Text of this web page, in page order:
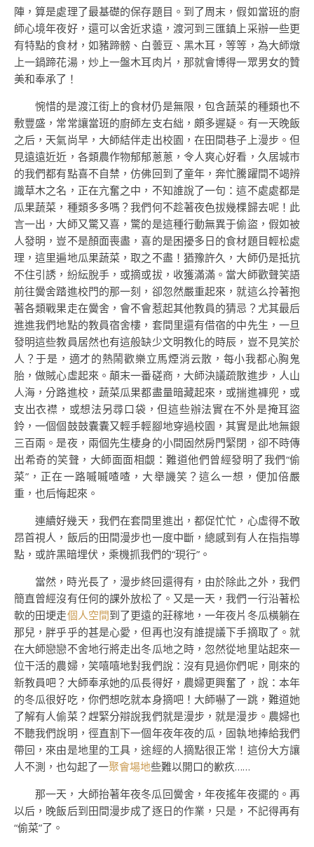
陣，算是處理了最基礎的保存題目。到了周末，假如當班的廚
師心境年夜好，還可以舍近求遠，渡河到三匯鎮上采辦一些更
有特點的食材，如豬蹄髈、白蕓豆、黑木耳，等等，為大師燉
上一鍋蹄花湯，炒上一盤木耳肉片，那就會博得一眾男女的贊
美和奉承了！
惋惜的是渡江街上的食材仍是無限，包含蔬菜的種類也不
敷豐盛，常常讓當班的廚師左支右絀，頗多遲疑。有一天晚飯
之后，天氣尚早，大師結伴走出校園，在田間巷子上漫步。但
見遠遠近近，各類農作物郁郁蔥蔥，令人爽心好看，久居城市
的我們都有點喜不自禁，仿佛回到了童年，奔忙騰躍間不竭辨
識草木之名，正在亢奮之中，不知誰說了一句：這不處處都是
瓜果蔬菜，種類多多嗎？我們何不趁著夜色拔幾棵歸去呢！此
言一出，大師又驚又喜，驚的是這種行動無異于偷盜，假如被
人發明，豈不是顏面喪盡，喜的是困擾多日的食材題目輕松處
理，這里遍地瓜果蔬菜，取之不盡！猶豫許久，大師仍是抵抗
不住引誘，紛紜脫手，或摘或拔，收獲滿滿。當大師歡聲笑語
前往黌舍踏進校門的那一刻，卻忽然嚴重起來，就這么拎著抱
著各類戰果走在黌舍，會不會惹起其他教員的猜忌？尤其最后
進進我們地點的教員宿舍樓，套間里還有借宿的中先生，一旦
發明這些教員居然也有這般缺少文明教化的時辰，豈不見笑於
人？于是，適才的熱鬧歡樂立馬煙消云散，每小我都心胸鬼
胎，做賊心虛起來。顛末一番磋商，大師決議疏散進步，人山
人海，分路進校，蔬菜瓜果都盡量暗藏起來，或揣進褲兜，或
支出衣襟，或想法另尋口袋，但這些辦法實在不外是掩耳盜
鈴，一個個鼓鼓囊囊又輕手輕腳地穿過校園，其實是此地無銀
三百兩。是夜，兩個先生棲身的小間固然房門緊閉，卻不時傳
出希奇的笑聲，大師面面相覷：難道他們曾經發明了我們“偷
菜”，正在一路嘁嘁喳喳，大舉譏笑？這么一想，便加倍嚴
重，也后悔起來。
連續好幾天，我們在套間里進出，都促忙忙，心虛得不敢
昂首視人，飯后的田間漫步也一度中斷，總感到有人在指指導
點，或許黑暗埋伏，乘機抓我們的“現行”。
當然，時光長了，漫步終回還得有，由於除此之外，我們
簡直曾經沒有任何的課外放松了。又是一天，我們一行沿著松
軟的田埂走個人空間到了更遠的莊稼地，一年夜片冬瓜橫躺在
那兒，胖乎乎的甚是心愛，但再也沒有誰提議下手摘取了。就
在大師戀戀不舍地行將走出冬瓜地之時，忽然從地里站起來一
位干活的農婦，笑嘻嘻地對我們說：沒有見過你們呢，剛來的
新教員吧？大師奉承她的瓜長得好，農婦更興奮了，說：本年
的冬瓜很好吃，你們想吃就本身摘吧！大師嚇了一跳，難道她
了解有人偷菜？趕緊分辯說我們就是漫步，就是漫步。農婦也
不聽我們說明，徑直割下一個年夜年夜的瓜，固執地捧給我們
帶回，來由是地里的工具，途經的人摘點很正常！這份大方讓
人不測，也勾起了一聚會場地些難以開口的歉疚……
那一天，大師抬著年夜冬瓜回黌舍，年夜搖年夜擺的。再
以后，晚飯后到田間漫步成了逐日的作業，只是，不記得再有
“偷菜”了。